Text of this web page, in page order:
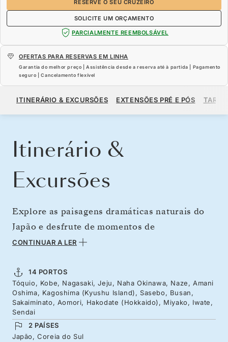
RESERVE O SEU CRUZEIRO
SOLICITE UM ORÇAMENTO
PARCIALMENTE REEMBOLSÁVEL
OFERTAS PARA RESERVAS EM LINHA
Garantia do melhor preço | Assistência desde a reserva até à partida | Pagamento
seguro | Cancelamento flexível
A PARTIR DE US$ 11.400
ITINERÁRIO & EXCURSÕES EXTENSÕES PRÉ E PÓS
Itinerário &
Excursões
Explore as paisagens dramáticas naturais do
Japão e desfrute de momentos de
contemplação ao longo de três semanas de
diversas camadas que compõem esta nação
complexa do que viajar de uma ponta à outra:
do sul vulcânico ao norte repleto de florestas
verdejantes. Pelo caminho, conheça cidades
que exalam tranquilidade, o Monte Fuji a
CONTINUAR A LER
14 PORTOS
Tóquio, Kobe, Nagasaki, Jeju, Naha Okinawa, Naze, Amani
Oshima, Kagoshima (Kyushu Island), Sasebo, Busan,
Sakaiminato, Aomori, Hakodate (Hokkaido), Miyako, Iwate,
Sendai
2 PAÍSES
Japão, Coreia do Sul